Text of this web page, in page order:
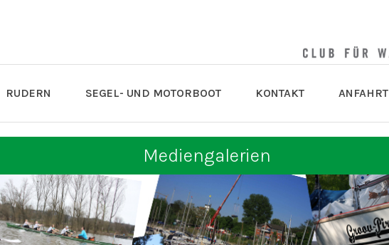
RUDERN SEGEL- UND MOTORBOOT KONTAKT ANFAHRT
Mediengalerien